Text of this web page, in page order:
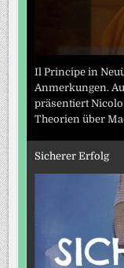
Il Principe in
Anmerkungen.
präsentiert
Theorien über
Sicherer Erfolg